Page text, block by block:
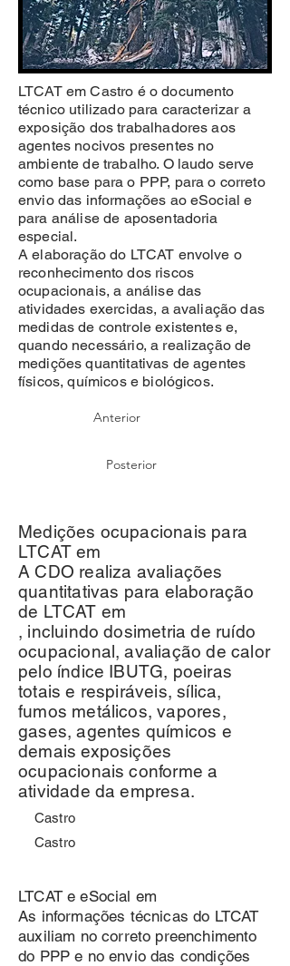
LTCAT em Castro é o documento
técnico utilizado para caracterizar a
exposição dos trabalhadores aos
agentes nocivos presentes no
ambiente de trabalho. O laudo serve
como base para o PPP, para o correto
envio das informações ao eSocial e
para análise de aposentadoria
especial.
A elaboração do LTCAT envolve o
reconhecimento dos riscos
ocupacionais, a análise das
atividades exercidas, a avaliação das
medidas de controle existentes e,
quando necessário, a realização de
medições quantitativas de agentes
físicos, químicos e biológicos.
Anterior
Posterior
Medições ocupacionais para
LTCAT em
A CDO realiza avaliações
quantitativas para elaboração
de LTCAT em
, incluindo dosimetria de ruído
ocupacional, avaliação de calor
pelo índice IBUTG, poeiras
totais e respiráveis, sílica,
fumos metálicos, vapores,
gases, agentes químicos e
demais exposições
ocupacionais conforme a
atividade da empresa.
Castro
Castro
LTCAT e eSocial em
As informações técnicas do LTCAT
auxiliam no correto preenchimento
do PPP e no envio das condições